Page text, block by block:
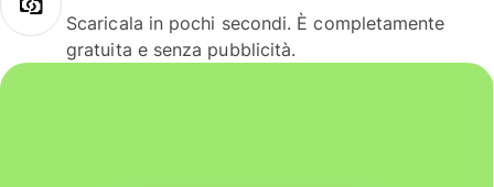
Scaricala in pochi secondi. È completamente
gratuita e senza pubblicità.